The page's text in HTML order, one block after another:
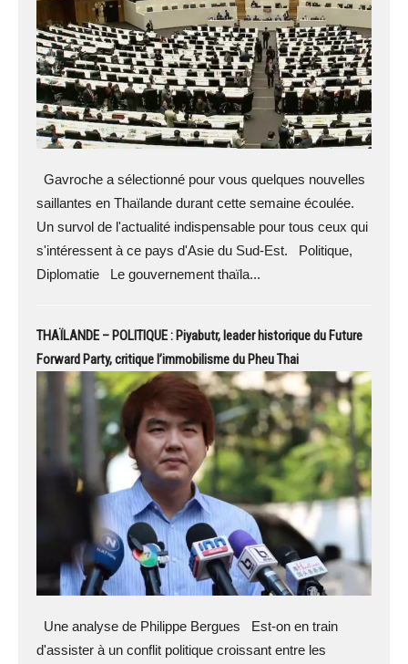
Gavroche a sélectionné pour vous quelques nouvelles
saillantes en Thaïlande durant cette semaine écoulée.
Un survol de l'actualité indispensable pour tous ceux qui
s'intéressent à ce pays d'Asie du Sud-Est. Politique,
Diplomatie Le gouvernement thaïla...
THAÏLANDE – POLITIQUE : Piyabutr, leader historique du Future
Forward Party, critique l’immobilisme du Pheu Thai
Une analyse de Philippe Bergues Est-on en train
d'assister à un conflit politique croissant entre les